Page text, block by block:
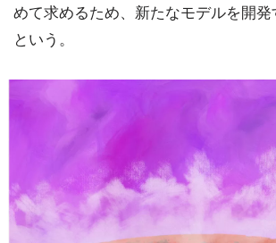
めて求めるため、新たなモデルを開発
という。